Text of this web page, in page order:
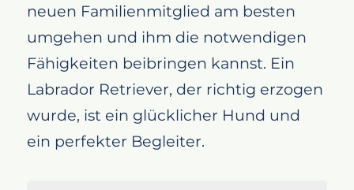
neuen Familienmitglied am besten
umgehen und ihm die notwendigen
Fähigkeiten beibringen kannst. Ein
Labrador Retriever, der richtig erzogen
wurde, ist ein glücklicher Hund und
ein perfekter Begleiter.